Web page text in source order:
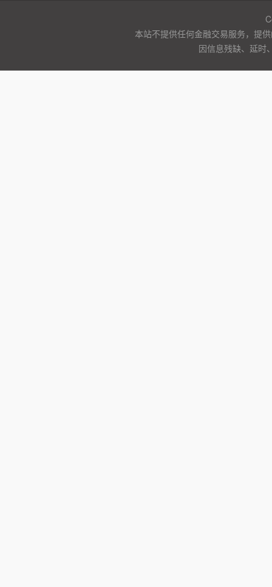
本站不提供任何金融交易服务，提
因信息残缺、延时